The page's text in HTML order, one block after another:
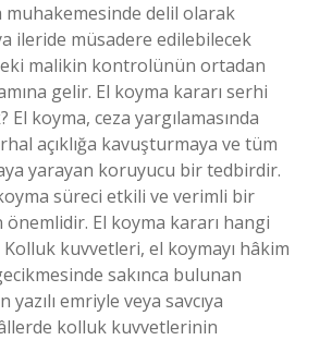
muhakemesinde delil olarak
ileride müsadere edilebilecek
malikin kontrolünün ortadan
gelir. El koyma kararı serhi
El koyma, ceza yargılamasında
açıklığa kavuşturmaya ve tüm
yarayan koruyucu bir tedbirdir.
süreci etkili ve verimli bir
El koyma kararı hangi
kuvvetleri, el koymayı hâkim
sakınca bulunan
yazılı emriyle veya savcıya
kolluk kuvvetlerinin